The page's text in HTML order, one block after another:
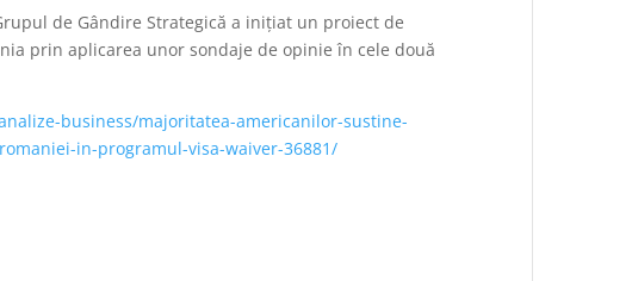
de Gândire Strategică a inițiat un proiect de
prin aplicarea unor sondaje de opinie în cele două
business/majoritatea-americanilor-sustine-
in-programul-visa-waiver-36881/